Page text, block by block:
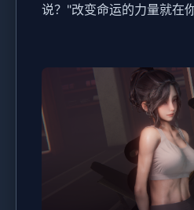
说？"改变命运的力量就在